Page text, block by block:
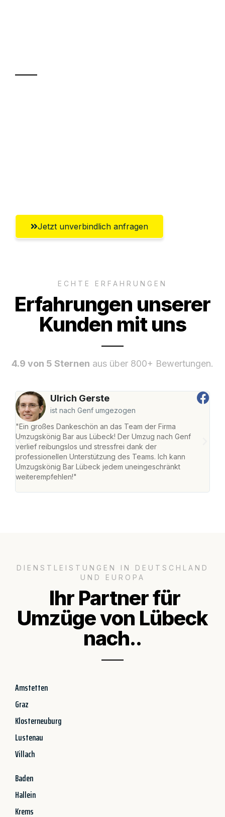
Jetzt unverbindlich anfragen
ECHTE ERFAHRUNGEN
Erfahrungen unserer
Kunden mit uns
4.9 von 5 Sternen aus über 800+ Bewertungen.
Ulrich Gerste
ist nach Genf umgezogen
"Ein großes Dankeschön an das Team der Firma
Umzugskönig Bar aus Lübeck! Der Umzug nach Genf
verlief reibungslos und stressfrei dank der
professionellen Unterstützung des Teams. Ich kann
Umzugskönig Bar Lübeck jedem uneingeschränkt
weiterempfehlen!"
DIENSTLEISTUNGEN IN DEUTSCHLAND
UND EUROPA
Ihr Partner für
Umzüge von Lübeck
nach..
Amstetten
Graz
Klosterneuburg
Lustenau
Villach
Baden
Hallein
Krems